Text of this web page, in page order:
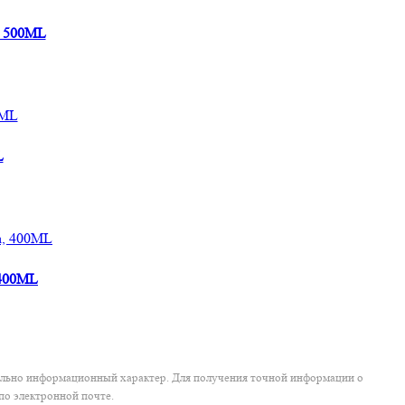
500ML
информационный характер. Для получения точной информации о
электронной почте.